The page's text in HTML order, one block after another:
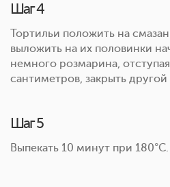
Шаг 4
Тортильи положить на
выложить на их половинки
немного розмарина,
сантиметров, закрыть
Шаг 5
Выпекать 10 минут при